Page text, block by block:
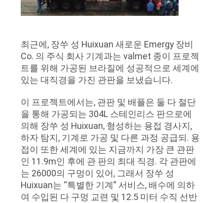
최근에, 장쑤 성 Huixuan 새로운 Emergy 장비
Co. 의 주식 회사 기계과는 valmet 종이 프로젝
트를 위해 가공된 브라질에 성공적으로 세계에
있는 대직경을 가진 관판을 보냈습니다.
이 프로젝트에서는, 관판 및 배플은 둘 다 절단
을 통해 가공되는 304L 스테인리스 판으로에
의해 장쑤 성 Huixuan, 형성하는 용접 경사지,
하자 탐지, 기계로 가공 및 다른 과정 공급되. 용
접이 또한 세계에 있는 지금까지 가장 큰 관판
인 11.9m인 후에 관 판의 최대 직경. 각 관판에
는 26000의 구멍이 있어, 그래서 장쑤 성
Huixuan는 “특별한 기계” 서비스, 배수에 의하
여 수입된 다 구멍 교련 및 12.5 미터 수직 선반